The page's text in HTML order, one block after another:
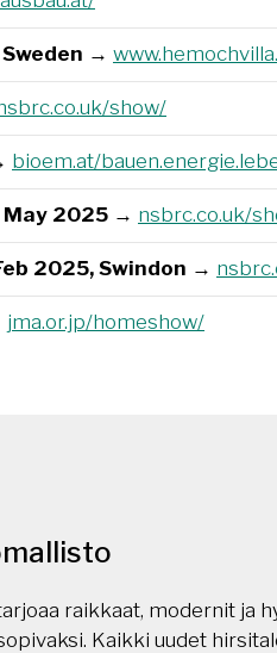
→
show/
bioem.at/
May 2025 → nsbrc.co.uk/
2025, Swindon →
jma.or.jp/homeshow/
raikkaat, modernit ja
Kaikki uudet